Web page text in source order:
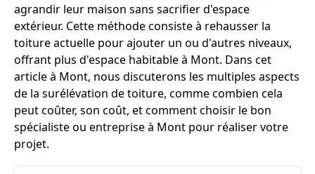
agrandir leur maison sans sacrifier d'espace
extérieur. Cette méthode consiste à rehausser la
toiture actuelle pour ajouter un ou d'autres niveaux,
offrant plus d'espace habitable à Mont. Dans cet
article à Mont, nous discuterons les multiples aspects
de la surélévation de toiture, comme combien cela
peut coûter, son coût, et comment choisir le bon
spécialiste ou entreprise à Mont pour réaliser votre
projet.